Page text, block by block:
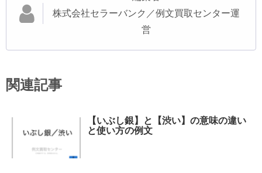
株式会社セラーバンク／例文買取センター運
営
関連記事
【いぶし銀】と【渋い】の意味の違い
と使い方の例文